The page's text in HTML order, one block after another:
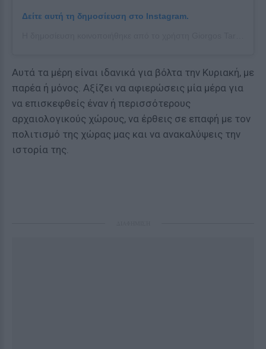
Δείτε αυτή τη δημοσίευση στο Instagram.
Αυτά τα μέρη είναι ιδανικά για βόλτα την Κυριακή, με
παρέα ή μόνος. Αξίζει να αφιερώσεις μία μέρα για
να επισκεφθείς έναν ή περισσότερους
αρχαιολογικούς χώρους, να έρθεις σε επαφή με τον
πολιτισμό της χώρας μας και να ανακαλύψεις την
ιστορία της.